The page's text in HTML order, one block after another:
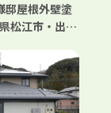
邸屋根外壁塗
松江市・出雲
市・鳥取県米
きじま塗装」